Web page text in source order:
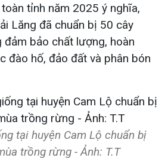
tỉnh năm 2025 ý nghĩa,
Lăng đã chuẩn bị 50 cây
đảm bảo chất lượng, hoàn
đào hố, đảo đất và phân bón
tại huyện Cam Lộ chuẩn bị
trồng rừng - Ảnh: T.T